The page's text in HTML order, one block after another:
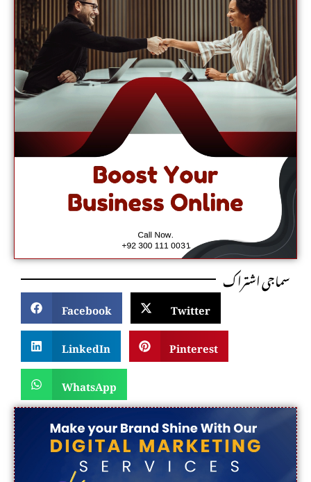
سماجی اشتراک
Facebook
Twitter
LinkedIn
Pinterest
WhatsApp